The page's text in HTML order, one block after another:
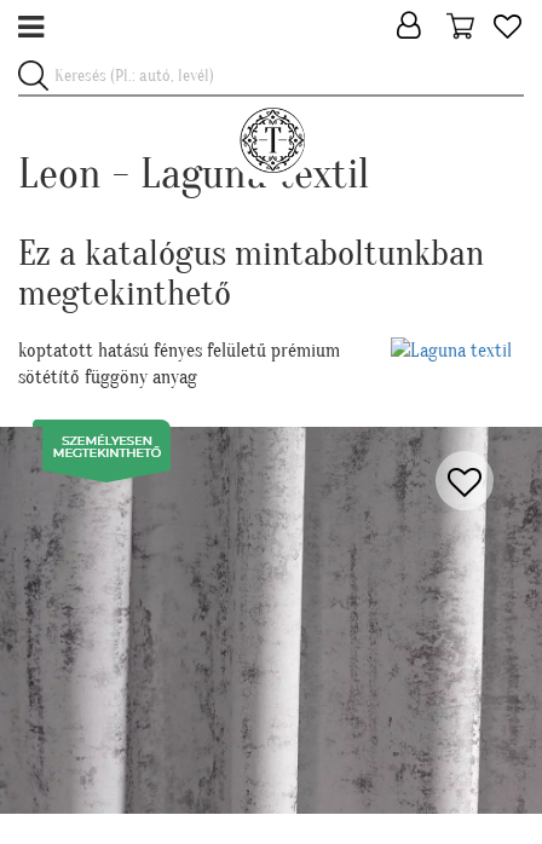
Leon - Laguna textil
Ez a katalógus mintaboltunkban
megtekinthető
koptatott hatású fényes felületű prémium
sötétítő függöny anyag